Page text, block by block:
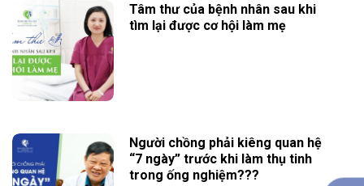
Tâm thư của bệnh nhân sau khi
tìm lại được cơ hội làm mẹ
Người chồng phải kiêng quan hệ
“7 ngày” trước khi làm thụ tinh
trong ống nghiệm???